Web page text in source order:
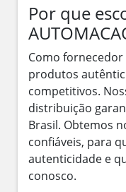
Por que
Como
produtos
competitivos.
distribuição
Brasil. Obtemos
confiáveis, para
autenticidade e
conosco.